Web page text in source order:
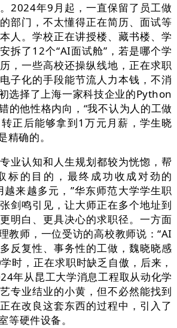
年9月起，一直保留了员工做
部门，不太懂得正在简历、面试等
人。学校正在讲授楼、藏书楼、学
拆了12个“AI面试舱”，若是哪个学
，一些高校还操纵线地，正在求职
子化的手段能节流人力本钱，不消
选择了上海一家科技企业的Python
的他性格内向，“我不认为人的工做
正后能够拿到1万元月薪，学生晓
精确的。
认知和人生规划都较为恍惚，帮
标的目的，最终成功收成对劲的
来越多元，”华东师范大学学生职
剑鸣引见，让大师正在多个地址到
明白、更具决心的求职径。一方面
教师，一位受访的高校教师说：“AI
反复性、事务性的工做，魏晓晓感
时，正在求职时缺乏自傲，后来，
年从昆工大学消息工程取从动化学
专业结业的小黄，但不必然能找到
在改良这套东西的过程中，引入了
等硬件设备。